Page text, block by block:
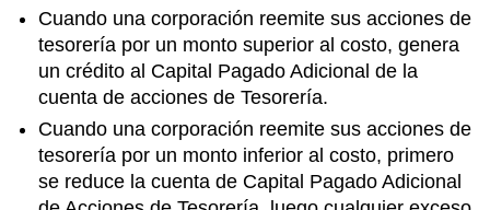
Cuando una corporación reemite sus acciones de
tesorería por un monto superior al costo, genera
un crédito al Capital Pagado Adicional de la
cuenta de acciones de Tesorería.
Cuando una corporación reemite sus acciones de
tesorería por un monto inferior al costo, primero
se reduce la cuenta de Capital Pagado Adicional